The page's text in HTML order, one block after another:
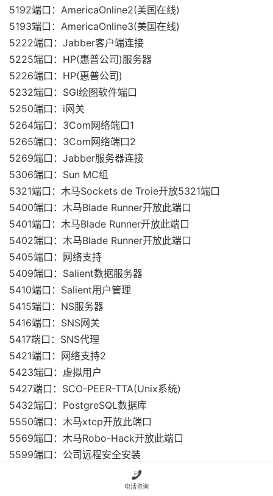
5192端口：AmericaOnline2(美国在线)
5193端口：AmericaOnline3(美国在线)
5222端口：Jabber客户端连接
5225端口：HP(惠普公司)服务器
5226端口：HP(惠普公司)
5232端口：SGI绘图软件端口
5250端口：i网关
5264端口：3Com网络端口1
5265端口：3Com网络端口2
5269端口：Jabber服务器连接
5306端口：Sun MC组
5321端口：木马Sockets de Troie开放5321端口
5400端口：木马Blade Runner开放此端口
5401端口：木马Blade Runner开放此端口
5402端口：木马Blade Runner开放此端口
5405端口：网络支持
5409端口：Salient数据服务器
5410端口：Salient用户管理
5415端口：NS服务器
5416端口：SNS网关
5417端口：SNS代理
5421端口：网络支持2
5423端口：虚拟用户
5427端口：SCO-PEER-TTA(Unix系统)
5432端口：PostgreSQL数据库
5550端口：木马xtcp开放此端口
5569端口：木马Robo-Hack开放此端口
5599端口：公司远程安全安装

电话咨询